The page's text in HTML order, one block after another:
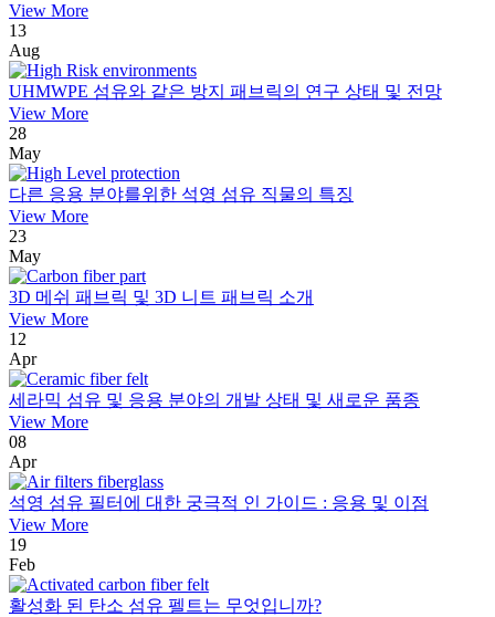
View More
13
Aug
UHMWPE 섬유와 같은 방지 패브릭의 연구 상태 및 전망
View More
28
May
다른 응용 분야를위한 석영 섬유 직물의 특징
View More
23
May
3D 메쉬 패브릭 및 3D 니트 패브릭 소개
View More
12
Apr
세라믹 섬유 및 응용 분야의 개발 상태 및 새로운 품종
View More
08
Apr
석영 섬유 필터에 대한 궁극적 인 가이드 : 응용 및 이점
View More
19
Feb
활성화 된 탄소 섬유 펠트는 무엇입니까?